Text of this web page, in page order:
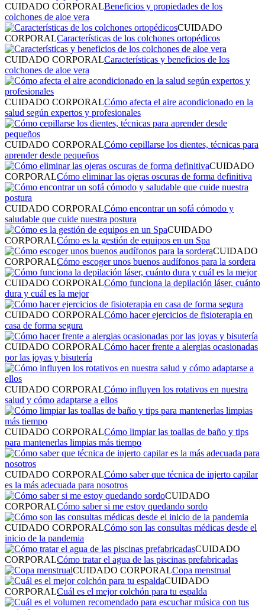
CUIDADO CORPORALBeneficios y propiedades de los
colchones de aloe vera
CUIDADO
CORPORALCaracterísticas de los colchones ortopédicos
CUIDADO CORPORALCaracterísticas y beneficios de los
colchones de aloe vera
CUIDADO CORPORALCómo afecta el aire acondicionado en la
salud según expertos y profesionales
CUIDADO CORPORALCómo cepillarse los dientes, técnicas para
aprender desde pequeños
CUIDADO
CORPORALCómo eliminar las ojeras oscuras de forma definitiva
CUIDADO CORPORALCómo encontrar un sofá cómodo y
saludable que cuide nuestra postura
CUIDADO
CORPORALCómo es la gestión de equipos en un Spa
CUIDADO
CORPORALCómo escoger unos buenos audífonos para la sordera
CUIDADO CORPORALCómo funciona la depilación láser, cuánto
dura y cuál es la mejor
CUIDADO CORPORALCómo hacer ejercicios de fisioterapia en
casa de forma segura
CUIDADO CORPORALCómo hacer frente a alergias ocasionadas
por las joyas y bisutería
CUIDADO CORPORALCómo influyen los rotativos en nuestra
salud y cómo adaptarse a ellos
CUIDADO CORPORALCómo limpiar las toallas de baño y tips
para mantenerlas limpias más tiempo
CUIDADO CORPORALCómo saber que técnica de injerto capilar
es la más adecuada para nosotros
CUIDADO
CORPORALCómo saber si me estoy quedando sordo
CUIDADO CORPORALCómo son las consultas médicas desde el
inicio de la pandemia
CUIDADO
CORPORALCómo tratar el agua de las piscinas prefabricadas
CUIDADO CORPORALCopa menstrual
CUIDADO
CORPORALCuál es el mejor colchón para tu espalda